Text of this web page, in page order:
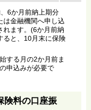
6か月前納上期分
は金融機関へ申し込
れます。(6か月前納
ると、10月末に保険
する月の2か月前ま
申込みが必要で
険料の口座振